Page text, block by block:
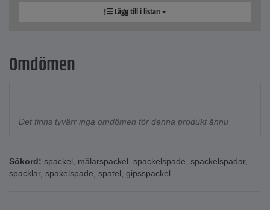
Lägg till i listan
Omdömen
Det finns tyvärr inga omdömen för denna produkt ännu
Sökord: spackel, målarspackel, spackelspade, spackelspadar,
spacklar, spakelspade, spatel, gipsspackel